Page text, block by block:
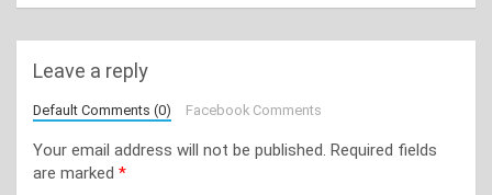
Leave a reply
Default Comments (0) Facebook Comments
Your email address will not be published. Required fields
are marked *